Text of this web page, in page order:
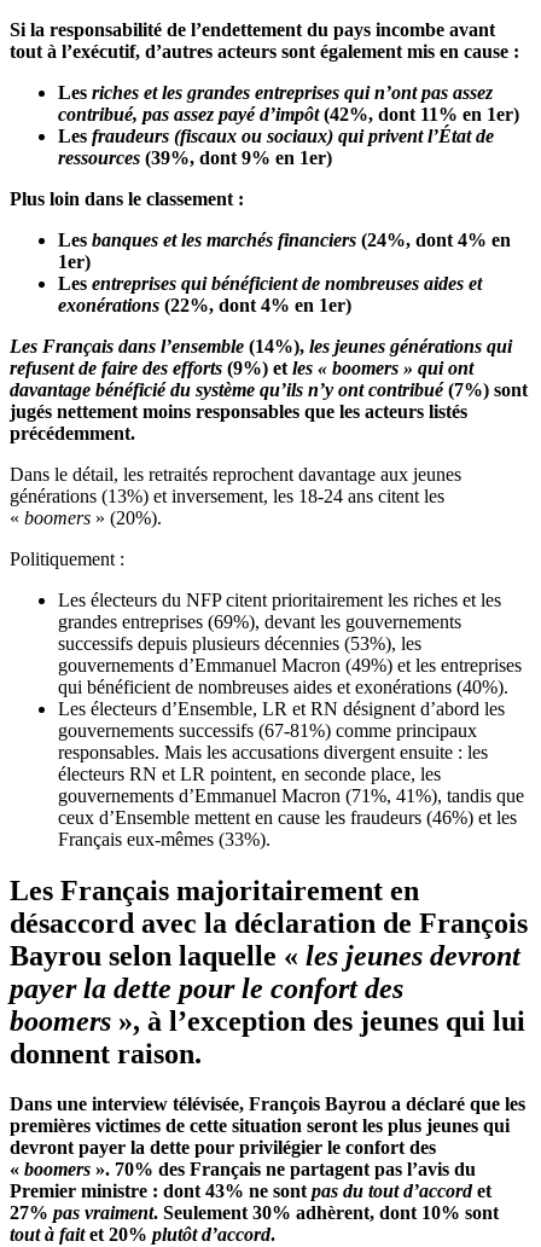
Si la responsabilité de l’endettement du pays incombe avant
tout à l’exécutif, d’autres acteurs sont également mis en cause :
Les riches et les grandes entreprises qui n’ont pas assez
contribué, pas assez payé d’impôt(42%, dont 11% en 1er)
Les fraudeurs (fiscaux ou sociaux) qui privent l’État de
ressources (39%, dont 9% en 1er)
Plus loin dans le classement :
Les banques et les marchés financiers (24%, dont 4% en
1er)
Les entreprises qui bénéficient de nombreuses aides et
exonérations (22%, dont 4% en 1er)
Les Français dans l’ensemble (14%), les jeunes générations qui
refusent de faire des efforts (9%) et les « boomers » qui ont
davantage bénéficié du système qu’ils n’y ont contribué(7%) sont
jugés nettement moins responsables que les acteurs listés
précédemment.
Dans le détail, les retraités reprochent davantage aux jeunes
générations (13%) et inversement, les 18-24 ans citent les
« boomers » (20%).
Politiquement :
Les électeurs du NFP citent prioritairement les riches et les
grandes entreprises (69%), devant les gouvernements
successifs depuis plusieurs décennies (53%), les
gouvernements d’Emmanuel Macron (49%) et les entreprises
qui bénéficient de nombreuses aides et exonérations (40%).
Les électeurs d’Ensemble, LR et RN désignent d’abord les
gouvernements successifs (67-81%) comme principaux
responsables. Mais les accusations divergent ensuite : les
électeurs RN et LR pointent, en seconde place, les
gouvernements d’Emmanuel Macron (71%, 41%), tandis que
ceux d’Ensemble mettent en cause les fraudeurs (46%) et les
Français eux-mêmes (33%).
Les Français majoritairement en
désaccord avec la déclaration de François
Bayrou selon laquelle « les jeunes devront
payer la dette pour le confort des
boomers », à l’exception des jeunes qui lui
donnent raison.
Dans une interview télévisée, François Bayrou a déclaré que les
premières victimes de cette situation seront les plus jeunes qui
devront payer la dette pour privilégier le confort des
« boomers ». 70% des Français ne partagent pas l’avis du
Premier ministre : dont 43% ne sontpas du tout d’accordet
27% pas vraiment. Seulement 30% adhèrent, dont 10% sont
tout à faitet 20% plutôt d’accord.